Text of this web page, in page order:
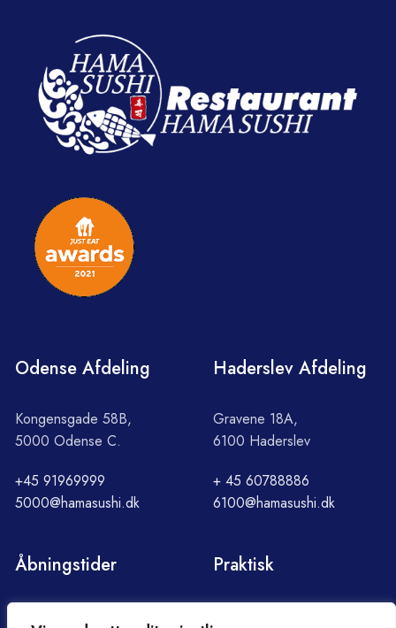
Odense Afdeling
Kongensgade 58B,
5000 Odense C.
+45 91969999
5000@hamasushi.dk
Haderslev Afdeling
Gravene 18A,
6100 Haderslev
+ 45 60788886
6100@hamasushi.dk
Åbningstider Praktisk